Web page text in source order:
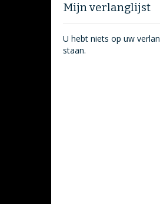
Mijn verlanglijst
U hebt niets op uw
staan.